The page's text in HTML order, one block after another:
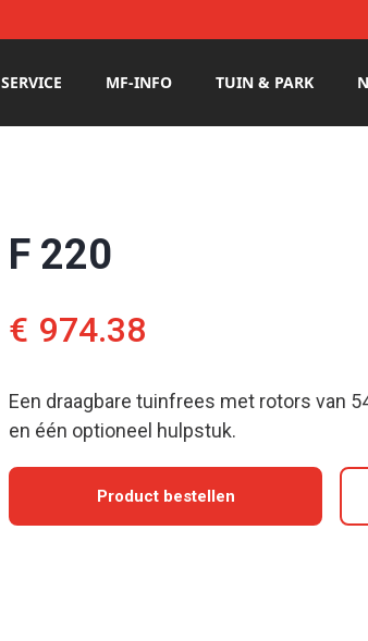
SERVICE MF-INFO TUIN & PARK
F 220
€ 974.38
Een draagbare tuinfrees met rotors van
en één optioneel hulpstuk.
Product bestellen